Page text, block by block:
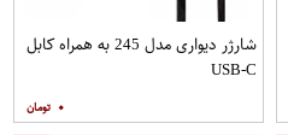
شارژر دیواری مدل 245 به همراه کابل
USB-C
۰